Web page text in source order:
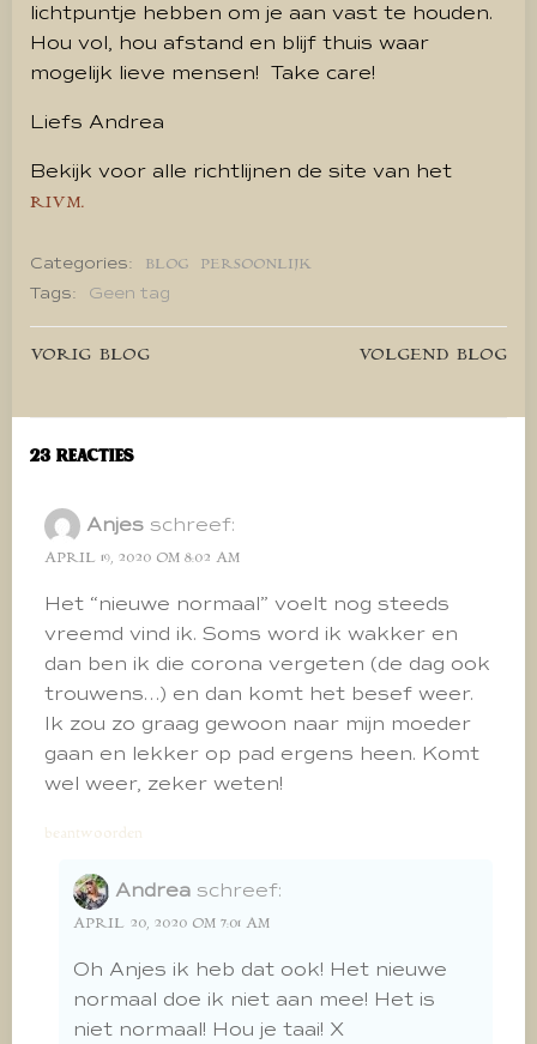
lichtpuntje hebben om je aan vast te houden.
Hou vol, hou afstand en blijf thuis waar
mogelijk lieve mensen! Take care!
Liefs Andrea
Bekijk voor alle richtlijnen de site van het
RIVM.
Categories: BLOG PERSOONLIJK
Tags: Geen tag
Bericht
navigatie
VORIG BLOG
Bericht
navigatie
VOLGEND BLOG
23 Reacties
Anjes schreef:
APRIL 19, 2020 OM 8:02 AM
Het “nieuwe normaal” voelt nog steeds
vreemd vind ik. Soms word ik wakker en
dan ben ik die corona vergeten (de dag ook
trouwens…) en dan komt het besef weer.
Ik zou zo graag gewoon naar mijn moeder
gaan en lekker op pad ergens heen. Komt
wel weer, zeker weten!
beantwoorden
Andrea schreef:
APRIL 20, 2020 OM 7:01 AM
Oh Anjes ik heb dat ook! Het nieuwe
normaal doe ik niet aan mee! Het is
niet normaal! Hou je taai! X